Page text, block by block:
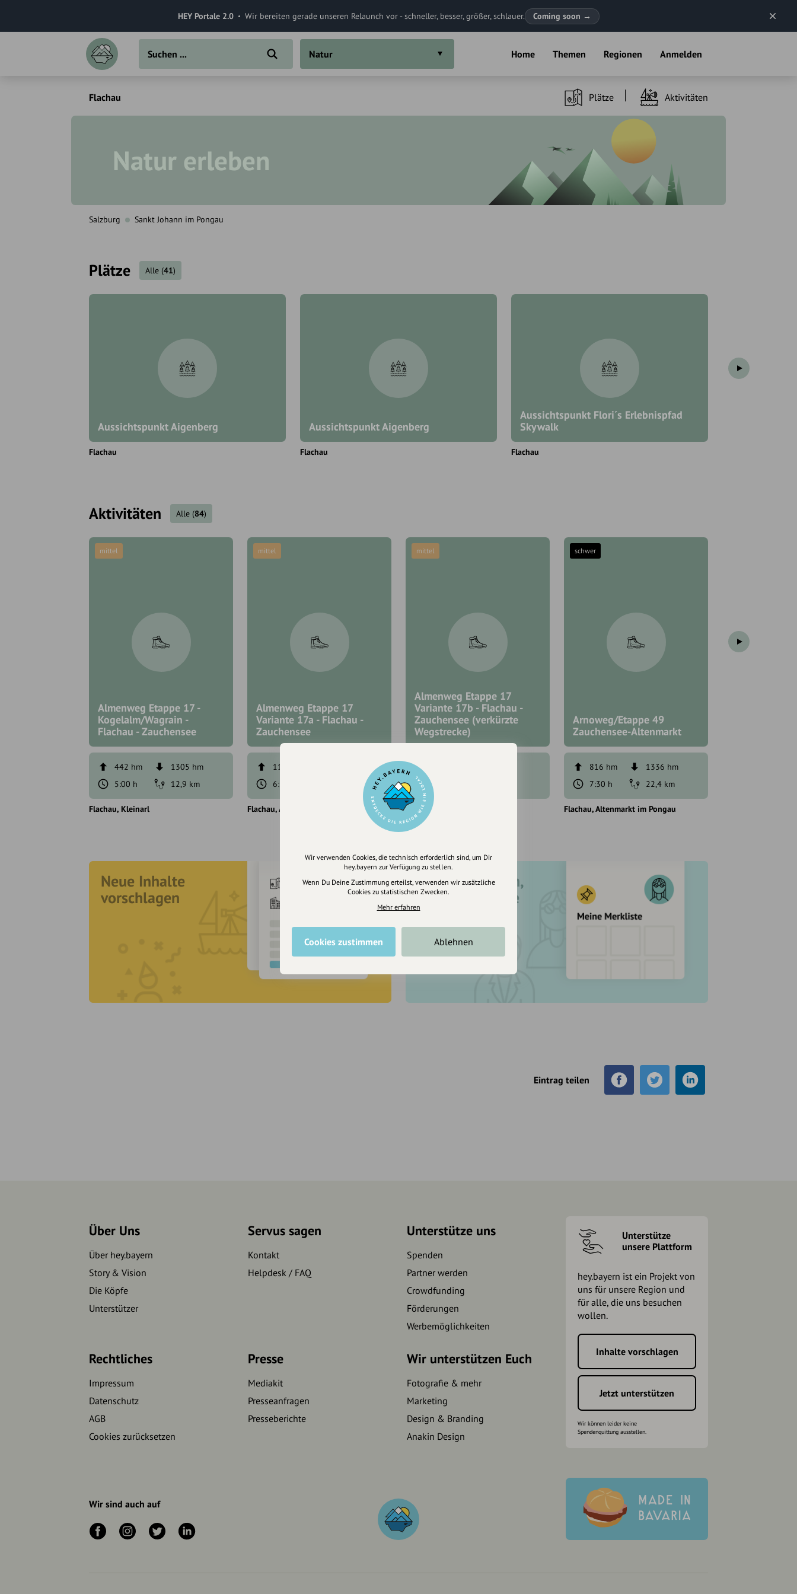
HEY Portale 2.0 Wir bereiten gerade unseren Relaunch vor - schneller, besser, größer, schlauer. Coming soon →
Home Themen Regionen Anmelden
Natur
Flachau Plätze Aktivitäten
Natur erleben
Salzburg Sankt Johann im Pongau
Plätze Alle (41)
Aussichtspunkt Aigenberg
Flachau
Aussichtspunkt Aigenberg
Flachau
Aussichtspunkt Flori´s Erlebnispfad
Skywalk
Flachau
Aktivitäten Alle (84)
Almenweg Etappe 17 -
Kogelalm/Wagrain -
Flachau - Zauchensee
mittel
442 hm
1305 hm
5:00 h
12,9 km
Flachau Kleinarl
Almenweg Etappe 17
Variante 17a - Flachau -
Zauchensee
mittel
1192 hm
6:30 h
Flachau Altenmarkt im Pongau
Almenweg Etappe 17
Variante 17b - Flachau -
Zauchensee (verkürzte
Wegstrecke)
mittel
6:00 h
Flachau
Arnoweg/Etappe 49
Zauchensee-Altenmarkt
schwer
816 hm
1336 hm
7:30 h
22,4 km
Flachau Altenmarkt im Pongau
Neue Inhalte
vorschlagen
Registriere dich,
um dir Einträge
zu merken
Eintrag teilen
Über Uns
Über hey.bayern
Story & Vision
Die Köpfe
Unterstützer
Servus sagen
Kontakt
Helpdesk / FAQ
Unterstütze uns
Spenden
Partner werden
Crowdfunding
Förderungen
Werbemöglichkeiten
Rechtliches
Impressum
Datenschutz
AGB
Cookies zurücksetzen
Presse
Mediakit
Presseanfragen
Presseberichte
Wir unterstützen Euch
Fotografie & mehr
Marketing
Design & Branding
Anakin Design
Unterstütze
unsere Plattform
hey.bayern ist ein Projekt von
uns für unsere Region und
für alle, die uns besuchen
wollen.
Inhalte vorschlagen
Jetzt unterstützen
Wir können leider keine
Spendenquittung ausstellen.
Wir sind auch auf
Wir verwenden Cookies, die technisch erforderlich sind, um Dir
hey.bayern zur Verfügung zu stellen.
Wenn Du Deine Zustimmung erteilst, verwenden wir zusätzliche
Cookies zu statistischen Zwecken.
Mehr erfahren
Cookies zustimmen Ablehnen